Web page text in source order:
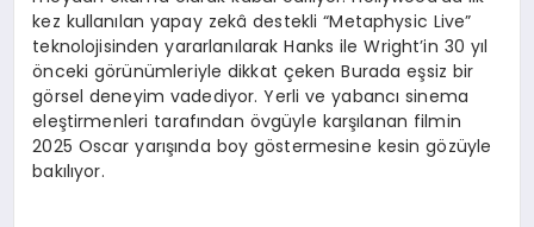
kez kullanılan yapay zekâ destekli “Metaphysic Live”
teknolojisinden yararlanılarak Hanks ile Wright’in 30 yıl
önceki görünümleriyle dikkat çeken Burada eşsiz bir
görsel deneyim vadediyor. Yerli ve yabancı sinema
eleştirmenleri tarafından övgüyle karşılanan filmin
2025 Oscar yarışında boy göstermesine kesin gözüyle
bakılıyor.